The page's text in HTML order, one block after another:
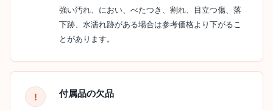
強い汚れ、におい、べたつき、割れ、目立つ傷、落
下跡、水濡れ跡がある場合は参考価格より下がるこ
とがあります。
付属品の欠品